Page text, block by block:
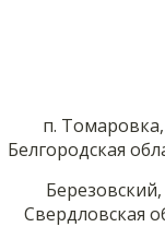
п. Томаровка,
Белгородская
Березовский,
Свердловская